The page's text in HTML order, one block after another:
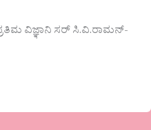
ವಿಜ್ಞಾನಿ ಸರ್ ಸಿ.ವಿ.ರಾಮನ್-